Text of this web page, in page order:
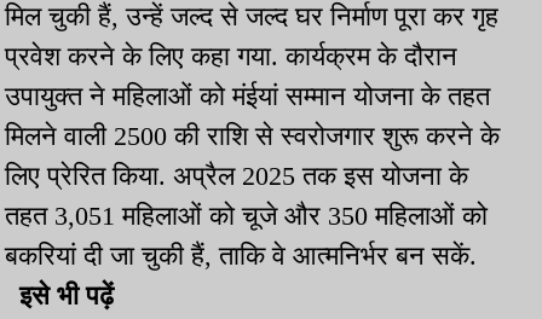
मिल चुकी हैं, उन्हें जल्द से जल्द घर निर्माण पूरा कर गृह
प्रवेश करने के लिए कहा गया. कार्यक्रम के दौरान
उपायुक्त ने महिलाओं को मंईयां सम्मान योजना के तहत
मिलने वाली 2500 की राशि से स्वरोजगार शुरू करने के
लिए प्रेरित किया. अप्रैल 2025 तक इस योजना के
तहत 3,051 महिलाओं को चूजे और 350 महिलाओं को
बकरियां दी जा चुकी हैं, ताकि वे आत्मनिर्भर बन सकें.
इसे भी पढ़ें